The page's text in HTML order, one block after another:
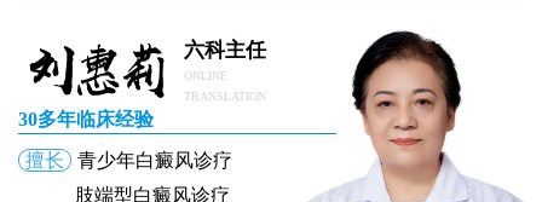
女生鼻翼下方长淡白斑怎么回事？鼻下皮肤发白原因详解
女性膝盖后方腿窝淡白斑是怎么回事 隐蔽处白斑咨询
女生小腿迎面骨长白斑，腿部正面发白解答
女性脸颊边缘长淡色块边界模糊白斑是怎么回事
女生手腕外侧长小白斑且日常活动发白，警惕白癜风信号
女生后腰中间长淡色斑腰部正中发白要紧吗
六科主任
ONLINE
TRANSLATION
30多年临床经验
擅长
青少年白癜风诊疗
肢端型白癜风诊疗